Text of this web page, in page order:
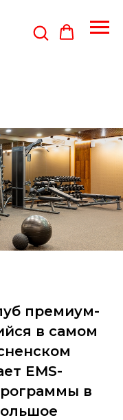
премиум-
в самом
EMS-
в